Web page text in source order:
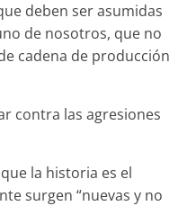
deben ser asumidas
de nosotros, que no
cadena de producción
contra las agresiones
la historia es el
surgen “nuevas y no